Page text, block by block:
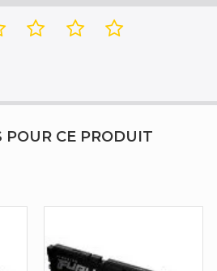
POUR CE PRODUIT